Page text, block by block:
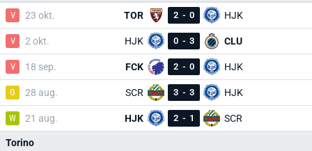
V 23 okt. TOR 2 - 0 HJK
V 2 okt. HJK 0 - 3 CLU
V 18 sep. FCK 2 - 0 HJK
G 28 aug. SCR 3 - 3 HJK
W 21 aug. HJK 2 - 1 SCR
Torino